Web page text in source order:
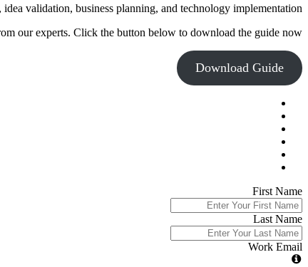
Close
validation, business planning, and technology implementation.
our experts. Click the button below to download the guide now.
Download Guide
First Name
Last Name
Work Email